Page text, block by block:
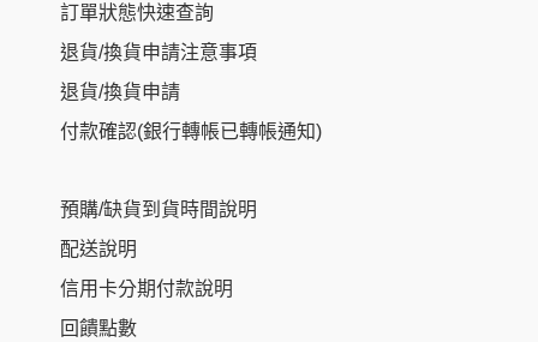
訂單狀態快速查詢
退貨/換貨申請注意事項
退貨/換貨申請
付款確認(銀行轉帳已轉帳通知)
預購/缺貨到貨時間說明
配送說明
信用卡分期付款說明
回饋點數